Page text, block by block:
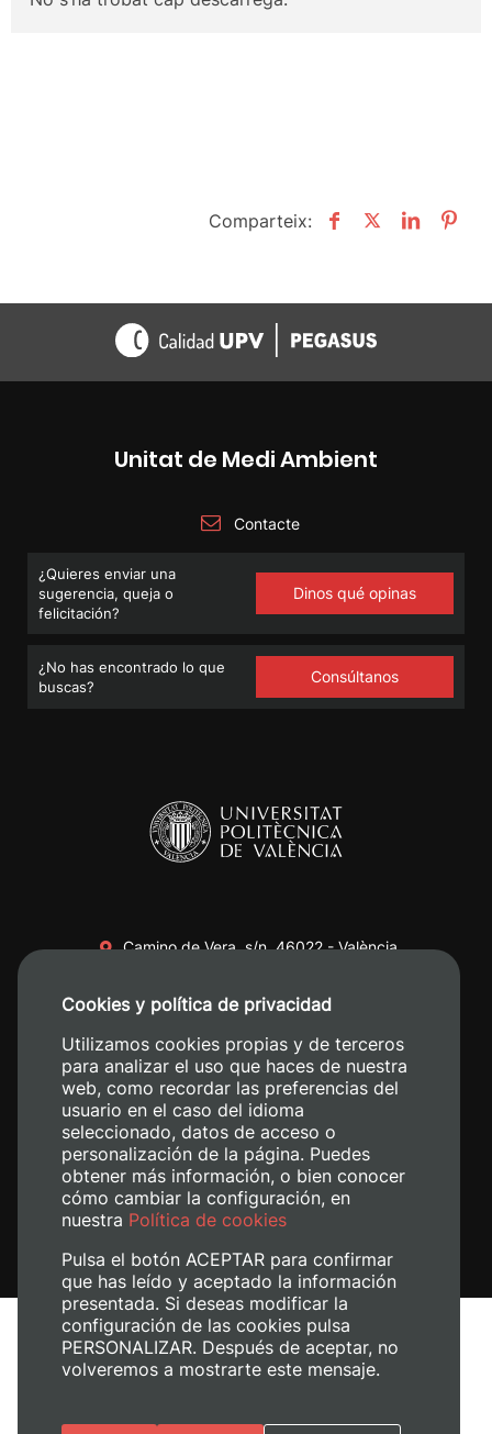
Comparteix:
Unitat de Medi Ambient
Contacte
¿Quieres enviar una
sugerencia, queja o
felicitación?
Dinos qué opinas
¿No has encontrado lo que
buscas?
Consúltanos
Camino de Vera, s/n. 46022 - València
+34 620 04 00 50
Avís legal
Política de cookies
Gestiona les galetes
Cookies y política de privacidad
Utilizamos cookies propias y de terceros
para analizar el uso que haces de nuestra
web, como recordar las preferencias del
usuario en el caso del idioma
seleccionado, datos de acceso o
personalización de la página. Puedes
obtener más información, o bien conocer
cómo cambiar la configuración, en
nuestra Política de cookies
Pulsa el botón ACEPTAR para confirmar
que has leído y aceptado la información
presentada. Si deseas modificar la
configuración de las cookies pulsa
PERSONALIZAR. Después de aceptar, no
volveremos a mostrarte este mensaje.